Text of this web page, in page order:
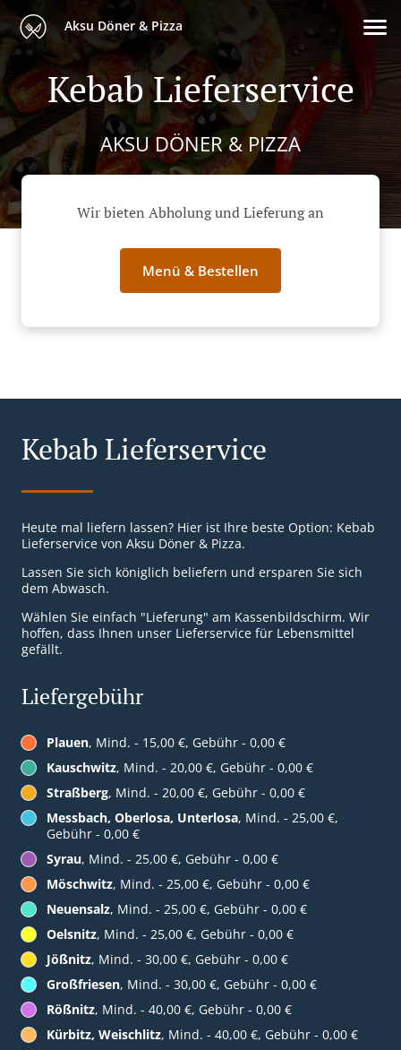
Aksu Döner & Pizza
Kebab Lieferservice
AKSU DÖNER & PIZZA
Wir bieten Abholung und Lieferung an
Menü & Bestellen
Kebab Lieferservice
Heute mal liefern lassen? Hier ist Ihre beste Option: Kebab
Lieferservice von Aksu Döner & Pizza.
Lassen Sie sich königlich beliefern und ersparen Sie sich
dem Abwasch.
Wählen Sie einfach "Lieferung" am Kassenbildschirm. Wir
hoffen, dass Ihnen unser Lieferservice für Lebensmittel
gefällt.
Liefergebühr
Plauen, Mind. - 15,00 €, Gebühr - 0,00 €
Kauschwitz, Mind. - 20,00 €, Gebühr - 0,00 €
Straßberg, Mind. - 20,00 €, Gebühr - 0,00 €
Messbach, Oberlosa, Unterlosa, Mind. - 25,00 €,
Gebühr - 0,00 €
Syrau, Mind. - 25,00 €, Gebühr - 0,00 €
Möschwitz, Mind. - 25,00 €, Gebühr - 0,00 €
Neuensalz, Mind. - 25,00 €, Gebühr - 0,00 €
Oelsnitz, Mind. - 25,00 €, Gebühr - 0,00 €
Jößnitz, Mind. - 30,00 €, Gebühr - 0,00 €
Großfriesen, Mind. - 30,00 €, Gebühr - 0,00 €
Rößnitz, Mind. - 40,00 €, Gebühr - 0,00 €
Kürbitz, Weischlitz, Mind. - 40,00 €, Gebühr - 0,00 €